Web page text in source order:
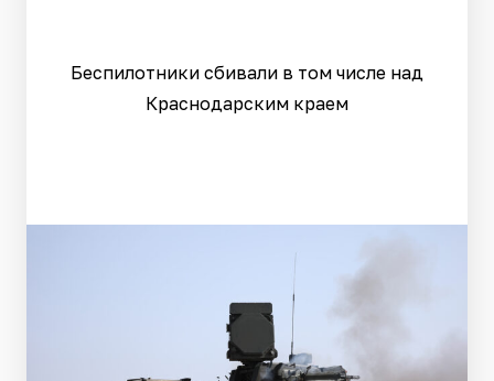
Беспилотники сбивали в том числе над
Краснодарским краем